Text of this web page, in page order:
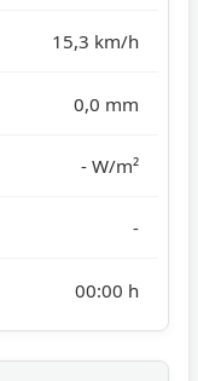
15,3 km/h
0,0 mm
- W/m²
-
00:00 h